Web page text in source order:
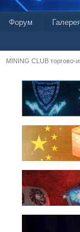
Форум Галерея
MINING CLUB